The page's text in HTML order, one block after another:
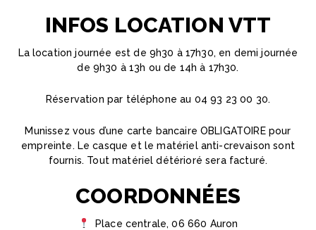
INFOS LOCATION VTT
La location journée est de 9h30 à 17h30, en demi journée
de 9h30 à 13h ou de 14h à 17h30.
Réservation par téléphone au 04 93 23 00 30.
Munissez vous d’une carte bancaire OBLIGATOIRE pour
empreinte. Le casque et le matériel anti-crevaison sont
fournis. Tout matériel détérioré sera facturé.
COORDONNÉES
Place centrale, 06 660 Auron